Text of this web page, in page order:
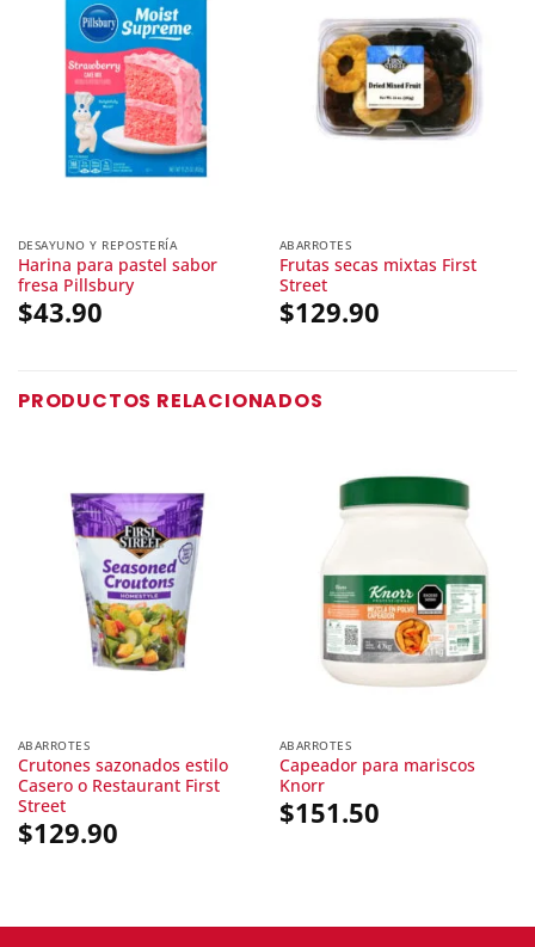
DESAYUNO Y REPOSTERÍA
Harina para pastel sabor
fresa Pillsbury
$43.90
ABARROTES
Frutas secas mixtas First
Street
$129.90
PRODUCTOS RELACIONADOS
ABARROTES
Crutones sazonados estilo
Casero o Restaurant First
Street
$129.90
ABARROTES
Capeador para mariscos
Knorr
$151.50